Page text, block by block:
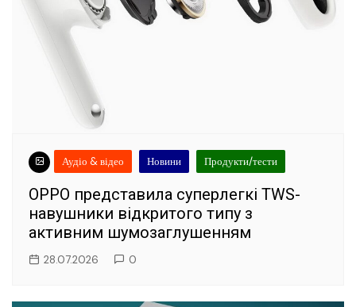
Аудіо & відео Новини Продукти/тести
OPPO представила суперлегкі TWS-
навушники відкритого типу з
активним шумозаглушенням
28.07.2026 0